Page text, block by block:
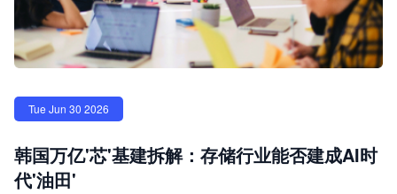
Tue Jun 30 2026
韩国万亿'芯'基建拆解：存储行业能否建成AI时
代'油田'